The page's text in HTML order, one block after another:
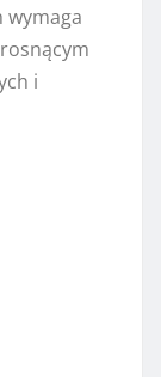
wymaga
i